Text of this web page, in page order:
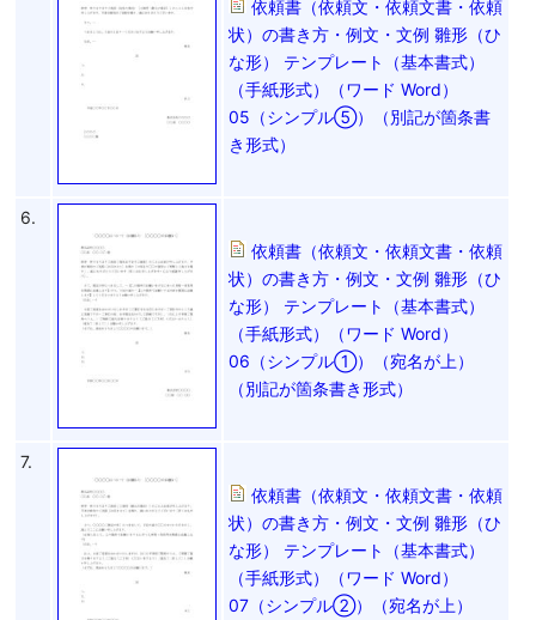
依頼書（依頼文・依頼文書・依頼
状）の書き方・例文・文例 雛形（ひ
な形） テンプレート（基本書式）
（手紙形式）（ワード Word）
05（シンプル⑤）（別記が箇条書
き形式）
6.
依頼書（依頼文・依頼文書・依頼
状）の書き方・例文・文例 雛形（ひ
な形） テンプレート（基本書式）
（手紙形式）（ワード Word）
06（シンプル①）（宛名が上）
（別記が箇条書き形式）
7.
依頼書（依頼文・依頼文書・依頼
状）の書き方・例文・文例 雛形（ひ
な形） テンプレート（基本書式）
（手紙形式）（ワード Word）
07（シンプル②）（宛名が上）